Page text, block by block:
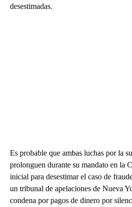
desestimadas.
Es probable que ambas luchas por la
prolonguen durante su mandato en la
inicial para desestimar el caso de
un tribunal de apelaciones de Nueva
condena por pagos de dinero por